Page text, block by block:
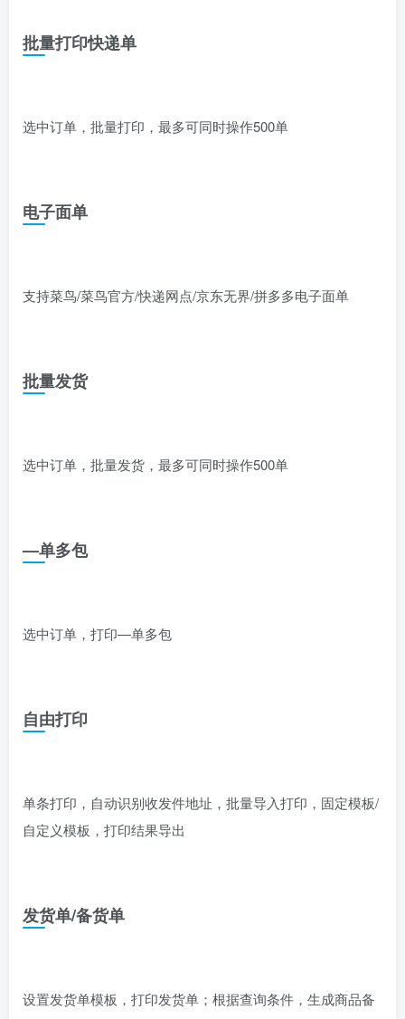
批量打印快递单
选中订单，批量打印，最多可同时操作500单
电子面单
支持菜鸟/菜鸟官方/快递网点/京东无界/拼多多电子面单
批量发货
选中订单，批量发货，最多可同时操作500单
—单多包
选中订单，打印—单多包
自由打印
单条打印，自动识别收发件地址，批量导入打印，固定模板/
自定义模板，打印结果导出
发货单/备货单
设置发货单模板，打印发货单；根据查询条件，生成商品备